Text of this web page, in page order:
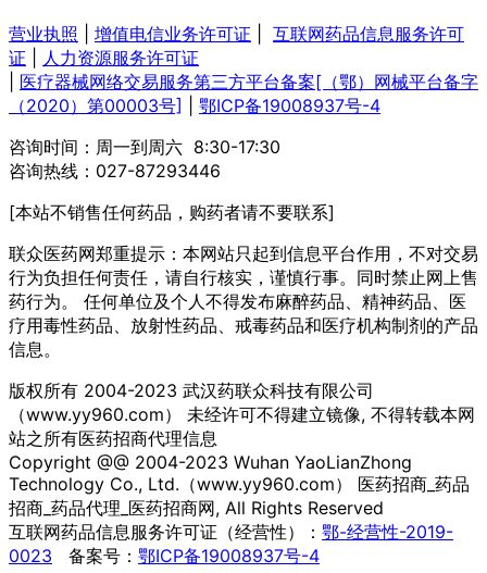
营业执照 增值电信业务许可证
互联网药品信息服务许可
证
人力资源服务许可证
医疗器械网络交易服务第三方平台备案[（鄂）网械平台备字
（2020）第00003号]
鄂ICP备19008937号-4
咨询时间：周一到周六 8:30-17:30
咨询热线：027-87293446
[本站不销售任何药品，购药者请不要联系]
联众医药网郑重提示：本网站只起到信息平台作用，不对交易
行为负担任何责任，请自行核实，谨慎行事。同时禁止网上售
药行为。 任何单位及个人不得发布麻醉药品、精神药品、医
疗用毒性药品、放射性药品、戒毒药品和医疗机构制剂的产品
信息。
版权所有 2004-2023 武汉药联众科技有限公司
（www.yy960.com） 未经许可不得建立镜像, 不得转载本网
站之所有医药招商代理信息
Copyright @@ 2004-2023 Wuhan YaoLianZhong
Technology Co., Ltd.（www.yy960.com） 医药招商_药品
招商_药品代理_医药招商网, All Rights Reserved
互联网药品信息服务许可证（经营性）： 鄂-经营性-2019-
0023 备案号： 鄂ICP备19008937号-4